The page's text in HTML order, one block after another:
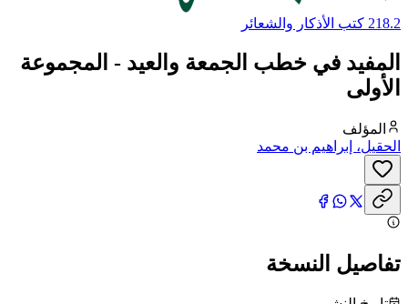
218.2 كتب الأذكار والشعائر
المفيد في خطب الجمعة والعيد - المجموعة
الأولى
المؤلف
الحقيل، إبراهيم بن محمد
تفاصيل النسخة